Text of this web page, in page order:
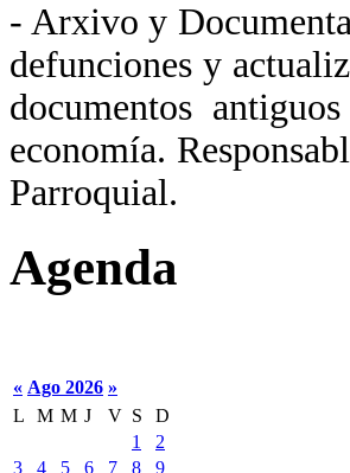
- Arxivo y
defunciones y
documentos
economía.
Parroquial.
Agenda
« Ago 2026 »
L
M M J V S
D
1
2
3
4 5 6 7 8 9